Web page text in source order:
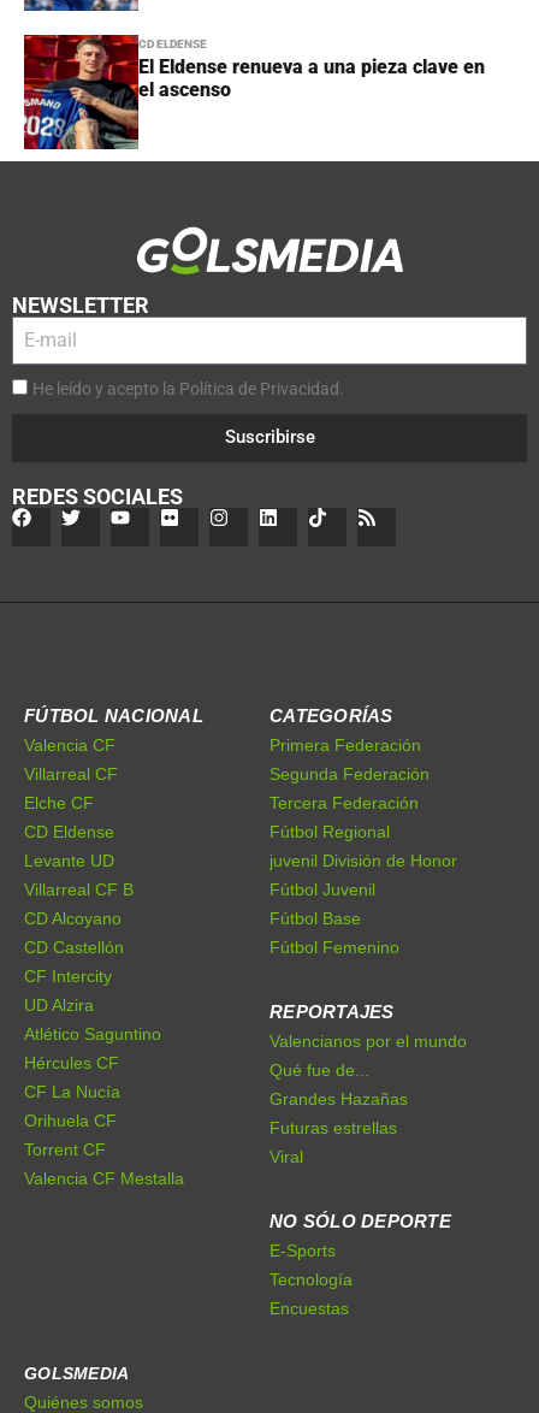
CD ELDENSE
El Eldense renueva a una pieza clave en
el ascenso
NEWSLETTER
He leído y acepto la Política de Privacidad.
Suscribirse
REDES SOCIALES
FÚTBOL NACIONAL
Valencia CF
Villarreal CF
Elche CF
CD Eldense
Levante UD
Villarreal CF B
CD Alcoyano
CD Castellón
CF Intercity
UD Alzira
Atlético Saguntino
Hércules CF
CF La Nucía
Orihuela CF
Torrent CF
Valencia CF Mestalla
CATEGORÍAS
Primera Federación
Segunda Federación
Tercera Federación
Fútbol Regional
juvenil División de Honor
Fútbol Juvenil
Fútbol Base
Fútbol Femenino
REPORTAJES
Valencianos por el mundo
Qué fue de...
Grandes Hazañas
Futuras estrellas
Viral
NO SÓLO DEPORTE
E-Sports
Tecnología
Encuestas
GOLSMEDIA
Quiénes somos